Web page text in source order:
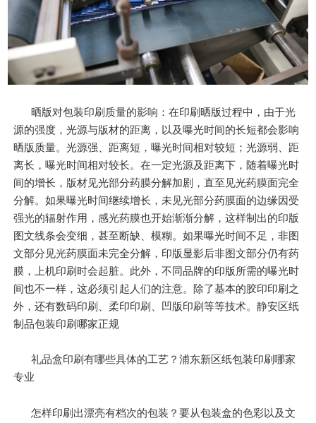
晒版对包装印刷质量的影响：在印刷晒版过程中，由于光
源的强度，光源与版材的距离，以及曝光时间的长短都会影响
晒版质量。光源强、距离短，曝光时间相对较短；光源弱、距
离长，曝光时间相对较长。在一定光源及距离下，随着曝光时
间的增长，版材见光部分药膜分解加剧，直至见光药膜面完全
分解。如果曝光时间继续增长，未见光部分药膜面的边缘因受
强光的辐射作用，感光药膜也开始渐渐分解，这样制出的印版
图文线条会变细，甚至断缺、模糊。如果曝光时间不足，非图
文部分见光药膜面未完全分解，印版显影后非图文部分仍有药
膜，上机印刷时会起脏。此外，不同品牌的印版所需的曝光时
间也不一样，这必须引起人们的注意。除了基本的胶印印刷之
外，还有数码印刷、柔印印刷、凹版印刷等等技术。静安区纸
制品包装印刷哪家正规
礼品盒印刷有哪些具体的工艺？浦东新区纸包装印刷哪家
专业
怎样印刷出漂亮有档次的包装？要从包装盒的色彩以及文